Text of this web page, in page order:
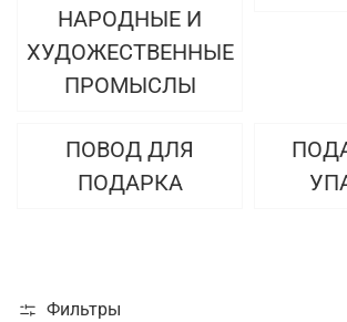
НАРОДНЫЕ И
ХУДОЖЕСТВЕННЫЕ
ПРОМЫСЛЫ
ПОВОД ДЛЯ
ПОДАРКА
Фильтры